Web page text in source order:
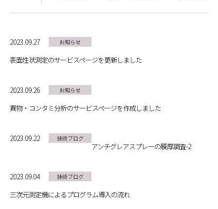
2023.09.27 お知らせ
表面性状測定のサービスページを更新しました
2023.09.26 お知らせ
異物・コンタミ分析のサービスページを作成しました
2023.09.22 技術ブログ
アンチグレアスプレーの膜厚調査-2
2023.09.04 技術ブログ
三次元測定機によるプログラム導入の流れ